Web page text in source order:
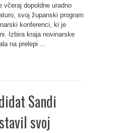
včeraj dopoldne uradno
svoj županski program
konferenci, ki je
Izbira kraja novinarske
na prelepi ...
Sandi
svoj